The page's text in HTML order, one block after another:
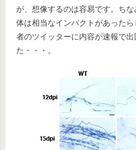
が、想像するのは容易です。ち
体は相当なインパクトがあった
者のツイッターに内容が速報で出
た・・・。